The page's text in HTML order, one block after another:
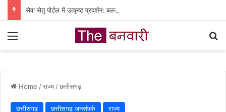
Menu
Home /राज्य /छत्तीसगढ़
छत्तीसगढ़ छत्तीसगढ़ जनसंपर्क राज्य